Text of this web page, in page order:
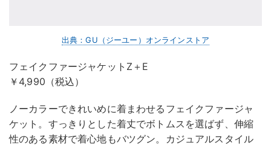
出典：GU（ジーユー）オンラインストア
フェイクファージャケットZ＋E
￥4,990（税込）
ノーカラーできれいめに着まわせるフェイクファージャ
ケット。すっきりとした着丈でボトムスを選ばず、伸縮
性のある素材で着心地もバツグン。カジュアルスタイル